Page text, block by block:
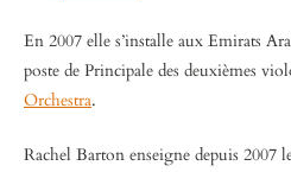
En 2007 elle s’installe aux Emirats
poste de Principale des deuxièmes
Orchestra.
Rachel Barton enseigne depuis 2007